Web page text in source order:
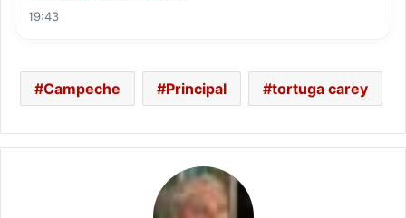
19:43
Campeche Principal tortuga carey